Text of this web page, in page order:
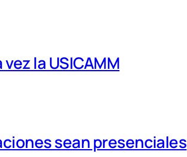
la USICAMM
sean presenciales